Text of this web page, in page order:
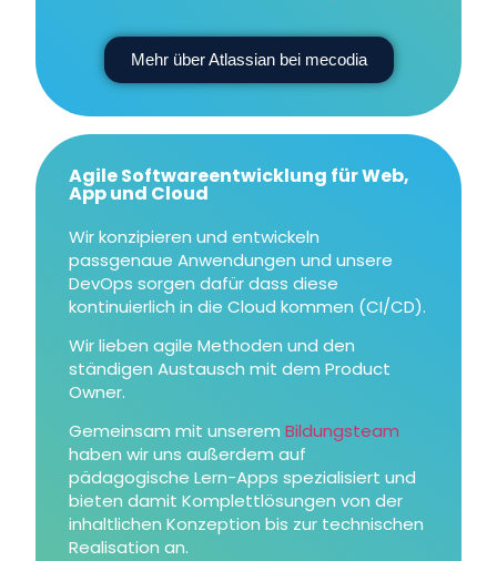
Mehr über Atlassian bei mecodia
Agile Softwareentwicklung für Web,
App und Cloud
Wir konzipieren und entwickeln
passgenaue Anwendungen und unsere
DevOps sorgen dafür dass diese
kontinuierlich in die Cloud kommen (CI/CD).
Wir lieben agile Methoden und den
ständigen Austausch mit dem Product
Owner.
Gemeinsam mit unseremBildungsteam
haben wir uns außerdem auf
pädagogische Lern-Apps spezialisiert und
bieten damit Komplettlösungen von der
inhaltlichen Konzeption bis zur technischen
Realisation an.